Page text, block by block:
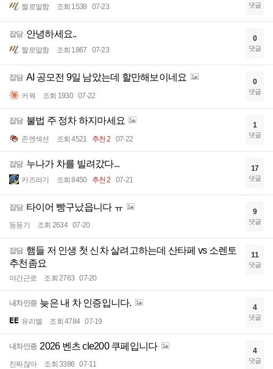
짤로말함 조회 1538 07-23 댓글
잡담 안녕하세요..
짤로말함 조회 1867 07-23
0
댓글
잡담 AI 공모전 9일 남았는데 할만해보이네요
커웍 조회 1930 07-22
0
댓글
잡담 불법 주 정차 하지마세요
존엔섹션 조회 4521 추천 2 07-22
1
댓글
잡담 누나가 차를 빌려갔다...
카즈라기 조회 8450 추천 2 07-21
17
댓글
잡담 타이어 빵구났읍니다 ㅠ
둥둥기 조회 2634 07-20
9
댓글
잡담 햄들 저 인생 첫 신차 살려고하는데 산타페 vs 소렌토
추천좀요
야간근로 조회 2763 07-20
11
댓글
내차인증 늦은 내 차 인증입니다.
유리별 조회 4784 07-19
4
댓글
내차인증 2026 벤츠 cle200 쿠페입니다
진짜잖아 조회 3386 07-11
4
댓글